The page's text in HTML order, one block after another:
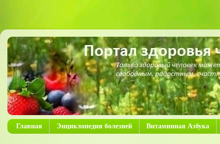
Главная Энциклопедия болезней Витаминная Азбука